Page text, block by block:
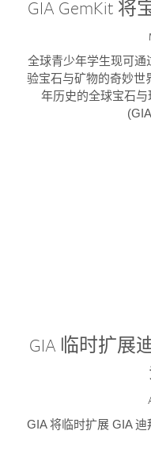
GIA GemKit
全球青少年学生现可
验宝石与矿物的奇妙世
年历史的全球宝石
GIA 临时扩展
GIA 将临时扩展 GIA